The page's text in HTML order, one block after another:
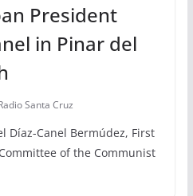
President
in Pinar del
Santa Cruz
Díaz-Canel Bermúdez, First
of the Communist